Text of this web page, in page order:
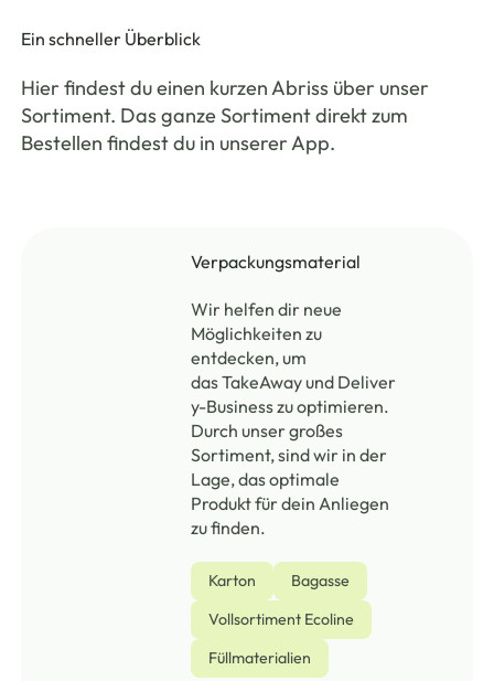
Ein schneller Überblick
Hier findest du einen kurzen Abriss über unser
Sortiment. Das ganze Sortiment direkt zum
Bestellen findest du in unserer App.
Verpackungsmaterial
Wir helfen dir neue
Möglichkeiten zu
entdecken, um
das TakeAway und Deliver
y-Business zu optimieren.
Durch unser großes
Sortiment, sind wir in der
Lage, das optimale
Produkt für dein Anliegen
zu finden.
Karton
Bagasse
Vollsortiment Ecoline
Füllmaterialien